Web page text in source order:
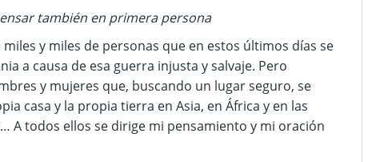
también en primera persona
y miles de personas que en estos últimos días se
a causa de esa guerra injusta y salvaje. Pero
y mujeres que, buscando un lugar seguro, se
casa y la propia tierra en Asia, en África y en las
A todos ellos se dirige mi pensamiento y mi oración